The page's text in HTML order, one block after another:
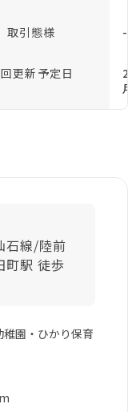
取引態様 -
更新予定日
石線/陸前
町駅 徒歩
園・ひかり保育